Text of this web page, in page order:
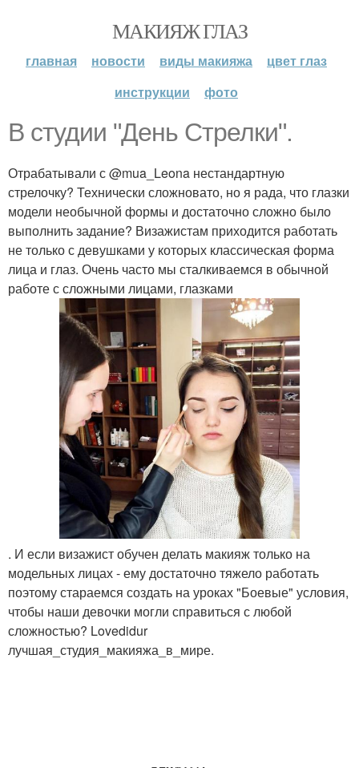
МАКИЯЖ ГЛАЗ
главная новости виды макияжа
цвет глаз
инструкции
фото
В студии "День Стрелки".
Отрабатывали с @mua_Leona нестандартную
стрелочку? Технически сложновато, но я рада, что глазки
модели необычной формы и достаточно сложно было
выполнить задание? Визажистам приходится работать
не только с девушками у которых классическая форма
лица и глаз. Очень часто мы сталкиваемся в обычной
работе с сложными лицами, глазками
. И если визажист обучен делать макияж только на
модельных лицах - ему достаточно тяжело работать
поэтому стараемся создать на уроках "Боевые" условия,
чтобы наши девочки могли справиться с любой
сложностью? Lovedidur
лучшая_студия_макияжа_в_мире.